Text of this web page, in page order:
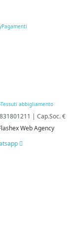
Pagamenti
Tessuti abbigliamento
| Cap.Soc. €
Web Agency